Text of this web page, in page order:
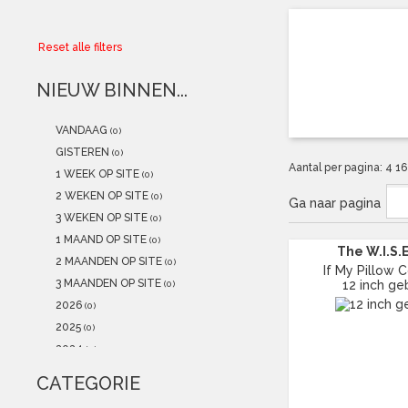
Kadobonnen
POSTERS(NEW)
Alle artikelen
Reset alle filters
NIEUW BINNEN...
VANDAAG (0)
GISTEREN (0)
1 WEEK OP SITE (0)
2 WEKEN OP SITE (0)
3 WEKEN OP SITE (0)
1 MAAND OP SITE (0)
2 MAANDEN OP SITE (0)
3 MAANDEN OP SITE (0)
2026 (0)
2025 (0)
2024 (0)
2022 (1)
CATEGORIE
Aantal per pagina: 4 16
Ga naar pagina
The
If My Pillow
12 inch